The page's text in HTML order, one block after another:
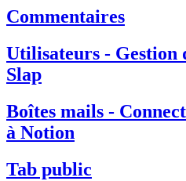
Commentaires
Utilisateurs - Gestion
Slap
Boîtes mails -
à Notion
Tab public